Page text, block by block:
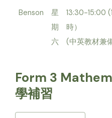
Benson
星
期
六
13:30-15:00
時）
(中英教材兼
Form 3
學補習